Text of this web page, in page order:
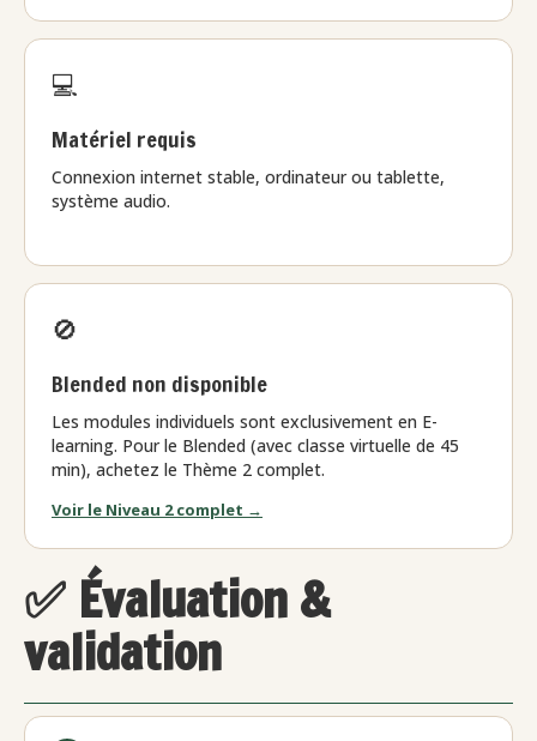
💻
Matériel requis
Connexion internet stable, ordinateur ou tablette,
système audio.
🚫
Blended non disponible
Les modules individuels sont exclusivement en E-
learning. Pour le Blended (avec classe virtuelle de 45
min), achetez le Thème 2 complet.
Voir le Niveau 2 complet →
✅ Évaluation &
validation